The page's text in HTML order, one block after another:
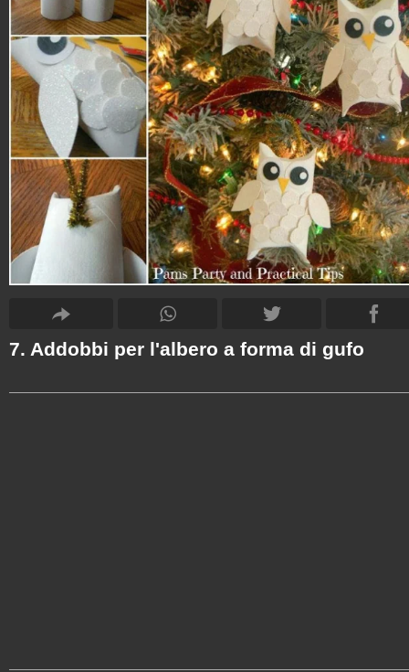
7. Addobbi per l'albero a forma di gufo